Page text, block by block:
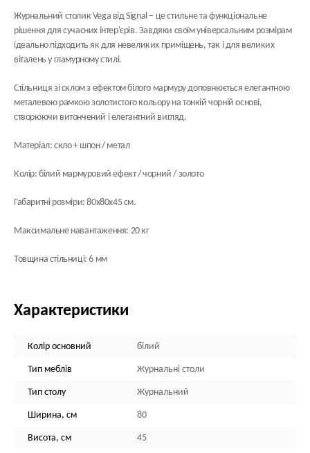
Журнальний столик Vega від Signal – це стильне та функціональне
рішення для сучасних інтер'єрів. Завдяки своїм універсальним розмірам
ідеально підходить як для невеликих приміщень, так і для великих
віталень у гламурному стилі.
Стільниця зі склом з ефектом білого мармуру доповнюється елегантною
металевою рамкою золотистого кольору на тонкій чорній основі,
створюючи витончений і елегантний вигляд.
Матеріал: скло + шпон / метал
Колір: білий мармуровий ефект / чорний / золото
Габаритні розміри: 80х80х45 см.
Максимальне навантаження: 20 кг
Товщина стільниці: 6 мм
Характеристики
Колір основний білий
Тип меблів Журнальні столи
Тип столу Журнальний
Ширина, см 80
Висота, см 45